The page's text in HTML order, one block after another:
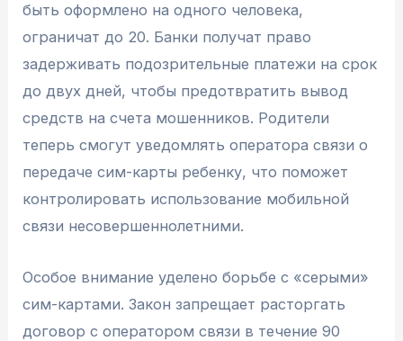
быть оформлено на одного человека,
ограничат до 20. Банки получат право
задерживать подозрительные платежи на срок
до двух дней, чтобы предотвратить вывод
средств на счета мошенников. Родители
теперь смогут уведомлять оператора связи о
передаче сим-карты ребенку, что поможет
контролировать использование мобильной
связи несовершеннолетними.
Особое внимание уделено борьбе с «серыми»
сим-картами. Закон запрещает расторгать
договор с оператором связи в течение 90